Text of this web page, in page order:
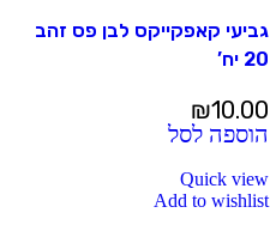
גביעי קאפקייקס לבן פס זהב
20 יח’
₪10.00
הוספה לסל
Quick view
Add to wishlist